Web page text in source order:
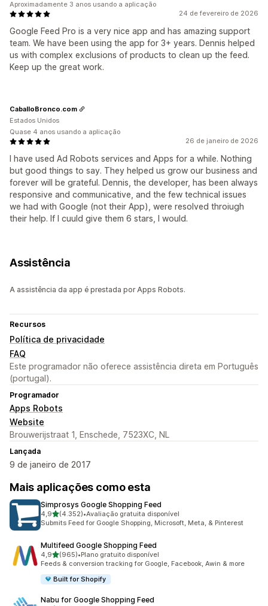
24 de fevereiro de 2026
Google Feed Pro is a very nice app and has amazing support
team. We have been using the app for 3+ years. Dennis helped
us with complex exclusions of products to clean up the feed.
Keep up the great work.
Aproximadamente 3 anos usando a aplicação
26 de janeiro de 2026
I have used Ad Robots services and Apps for a while. Nothing
but good things to say. They helped us grow our business and
forever will be grateful. Dennis, the developer, has been always
responsive and communicative, and the few technical issues
we had with Google (not their App), were resolved throiugh
their help. If I cuuld give them 6 stars, I would.
CaballoBronco.com
Estados Unidos
Quase 4 anos usando a aplicação
Assistência
A assistência da app é prestada por Apps Robots.
Recursos
Política de privacidade
FAQ
Este programador não oferece assistência direta em Português
(portugal).
Programador
Apps Robots
Website
Brouwerijstraat 1, Enschede, 7523XC, NL
Lançada
9 de janeiro de 2017
Mais aplicações como esta
Simprosys Google Shopping Feed
4,9de 5 estrelas
(4.352)
4352 total de avaliações
•Avaliação gratuita disponível
Submits Feed for Google Shopping, Microsoft, Meta, & Pinterest
Multifeed Google Shopping Feed
4,9de 5 estrelas
(965)
965 total de avaliações
•Plano gratuito disponível
Feeds & conversion tracking for Google, Facebook, Awin & more
Built for Shopify
Nabu for Google Shopping Feed